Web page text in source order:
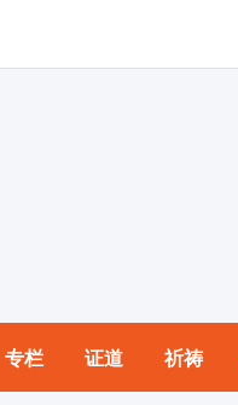
专栏 证道 祈祷